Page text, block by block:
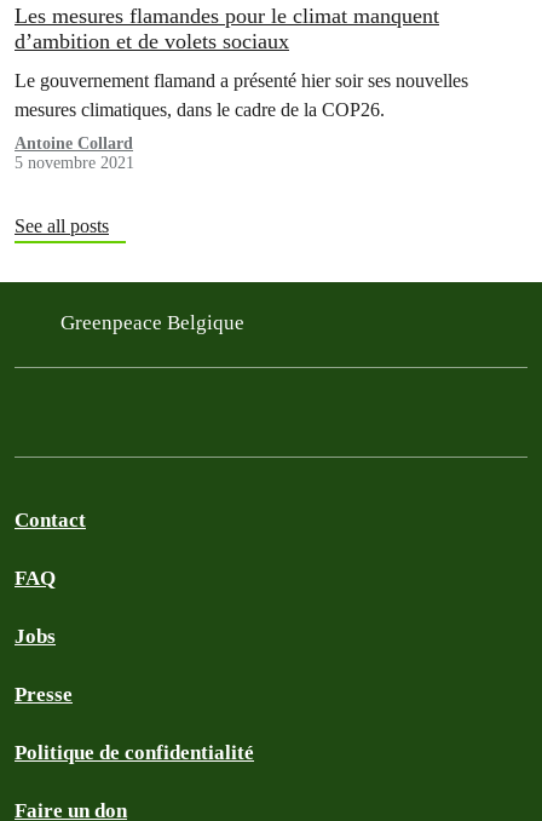
Les mesures flamandes pour le climat manquent
d’ambition et de volets sociaux
Le gouvernement flamand a présenté hier soir ses nouvelles
mesures climatiques, dans le cadre de la COP26.
Antoine Collard
5 novembre 2021
See all posts
Greenpeace Belgique
Contact
FAQ
Jobs
Presse
Politique de confidentialité
Faire un don